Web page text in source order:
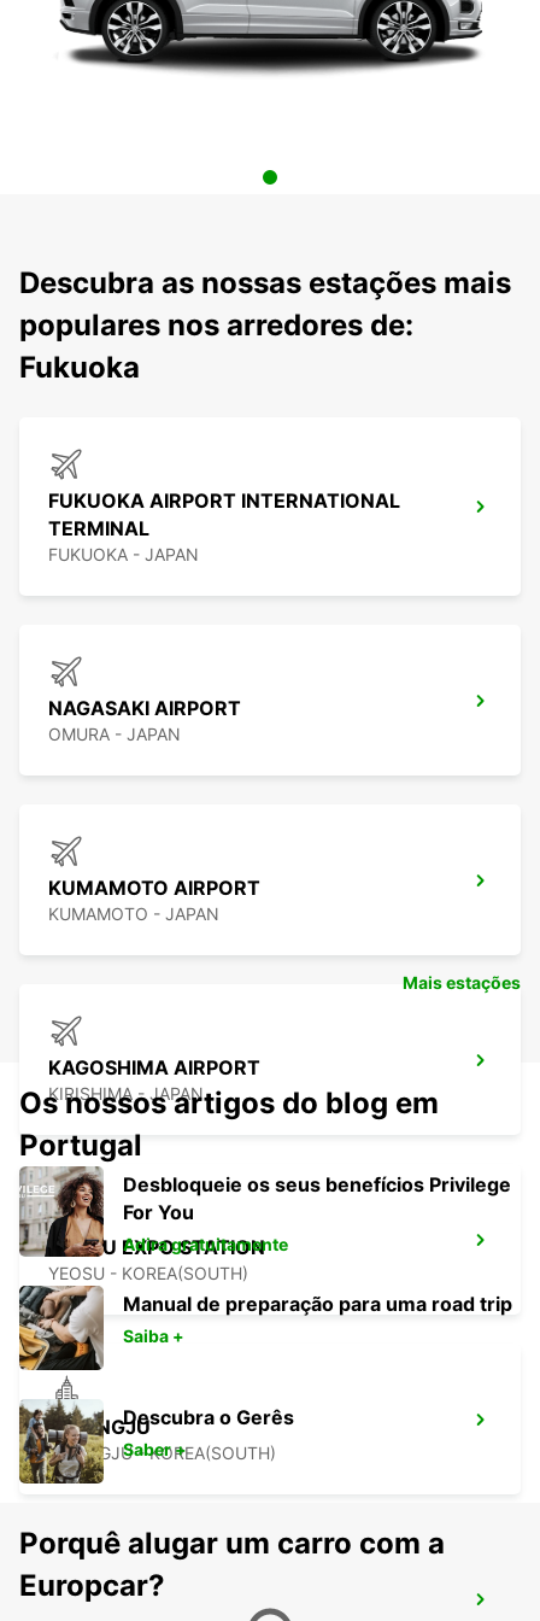
Descubra as nossas estações mais
populares nos arredores de:
Fukuoka
FUKUOKA AIRPORT INTERNATIONAL
TERMINAL
FUKUOKA - JAPAN
NAGASAKI AIRPORT
OMURA - JAPAN
KUMAMOTO AIRPORT
KUMAMOTO - JAPAN
KAGOSHIMA AIRPORT
KIRISHIMA - JAPAN
YEOSU EXPO STATION
YEOSU - KOREA(SOUTH)
GWANGJU
GWANGJU - KOREA(SOUTH)
KANSAI INTERNATIONAL AIRPORT
Mais estações
Os nossos artigos do blog em
Portugal
Desbloqueie os seus benefícios Privilege
For You
Adira gratuitamente
Manual de preparação para uma road trip
Saiba +
Descubra o Gerês
Saber +
Porquê alugar um carro com a
Europcar?